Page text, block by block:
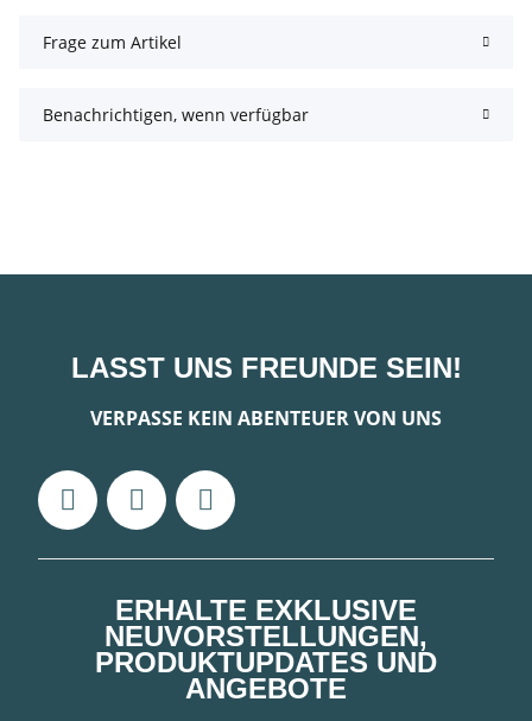
Frage zum Artikel
Benachrichtigen, wenn verfügbar
LASST UNS FREUNDE SEIN!
VERPASSE KEIN ABENTEUER VON UNS
ERHALTE EXKLUSIVE
NEUVORSTELLUNGEN,
PRODUKTUPDATES UND
ANGEBOTE